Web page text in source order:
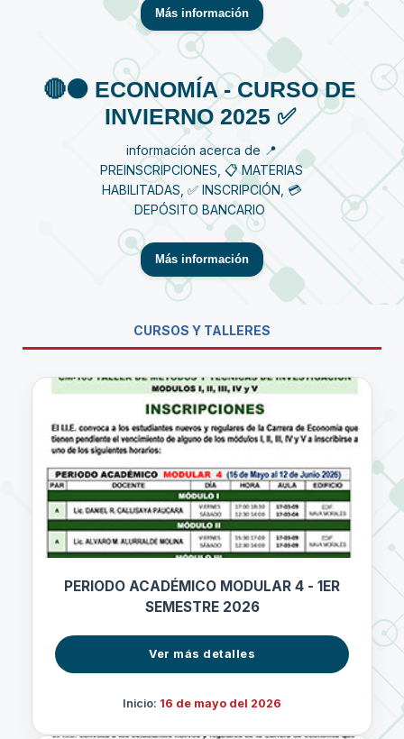
Más información
🔴⚫️ ECONOMÍA - CURSO DE
INVIERNO 2025 ✅
información acerca de 📍
PREINSCRIPCIONES, 📋 MATERIAS
HABILITADAS, ✅ INSCRIPCIÓN, 💳
DEPÓSITO BANCARIO
Más información
CURSOS Y TALLERES
PERIODO ACADÉMICO MODULAR 4 - 1ER
SEMESTRE 2026
Ver más detalles
Inicio: 16 de mayo del 2026